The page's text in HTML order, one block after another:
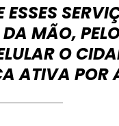
ESSES
MÃO,
O
ATIVA POR